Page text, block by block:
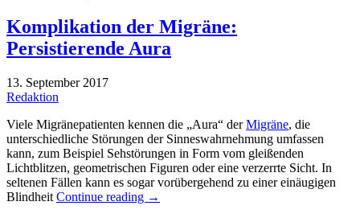
Komplikation der Migräne:
Persistierende Aura
13. September 2017
Redaktion
Viele Migränepatienten kennen die „Aura“ derMigräne, die
unterschiedliche Störungen der Sinneswahrnehmung umfassen
kann, zum Beispiel Sehstörungen in Form vom gleißenden
Lichtblitzen, geometrischen Figuren oder eine verzerrte Sicht. In
seltenen Fällen kann es sogar vorübergehend zu einer einäugigen
Blindheit Continue reading →